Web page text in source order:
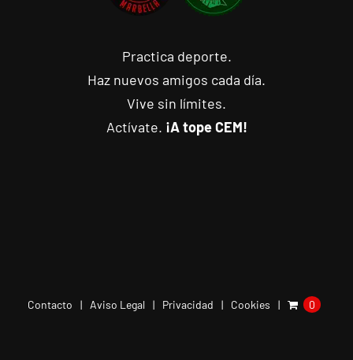
Practica deporte.
Haz nuevos amigos cada día.
Vive sin límites.
Actívate. ¡A tope CEM!
Contacto Aviso Legal Privacidad Cookies 0